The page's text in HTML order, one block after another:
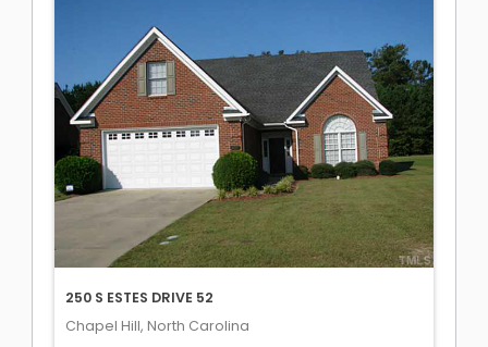
250 S ESTES DRIVE 52
Chapel Hill, North Carolina